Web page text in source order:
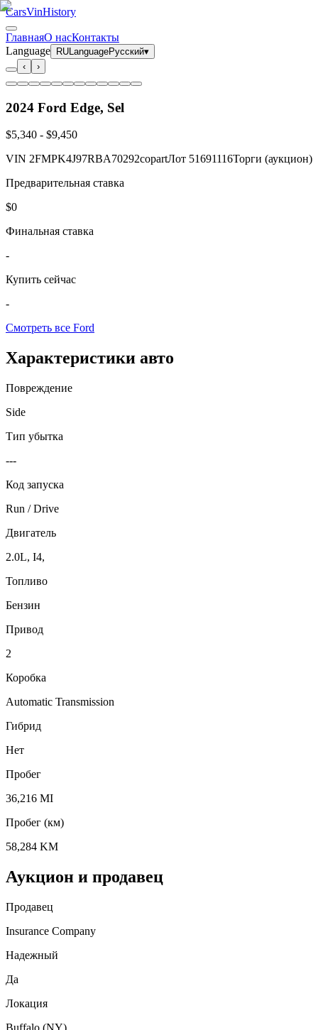
CarsVinHistory
ГлавнаяО насКонтакты
Language
RULanguageРусский▾
‹
›
2024 Ford Edge, Sel
$5,340 - $9,450
VIN 2FMPK4J97RBA70292copartЛот 51691116Торги (аукцион)
Предварительная ставка
$0
Финальная ставка
-
Купить сейчас
-
Смотреть все Ford
Характеристики авто
Повреждение
Side
Тип убытка
---
Код запуска
Run / Drive
Двигатель
2.0L, I4,
Топливо
Бензин
Привод
2
Коробка
Automatic Transmission
Гибрид
Нет
Пробег
36,216 MI
Пробег (км)
58,284 KM
Аукцион и продавец
Продавец
Insurance Company
Надежный
Да
Локация
Buffalo (NY)